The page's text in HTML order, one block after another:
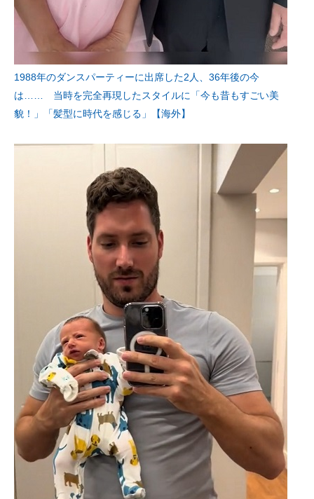
1988年のダンスパーティーに出席した2人、36年後の今
は…… 当時を完全再現したスタイルに「今も昔もすごい美
貌！」「髪型に時代を感じる」【海外】